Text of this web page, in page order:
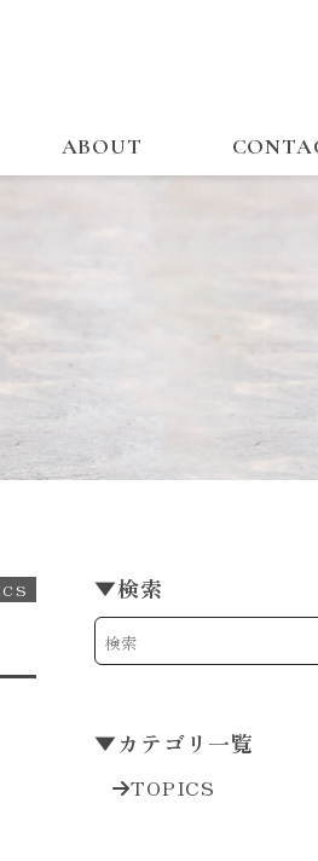
ABOUT
▼検索
▼カテゴリ一覧
TOPICS